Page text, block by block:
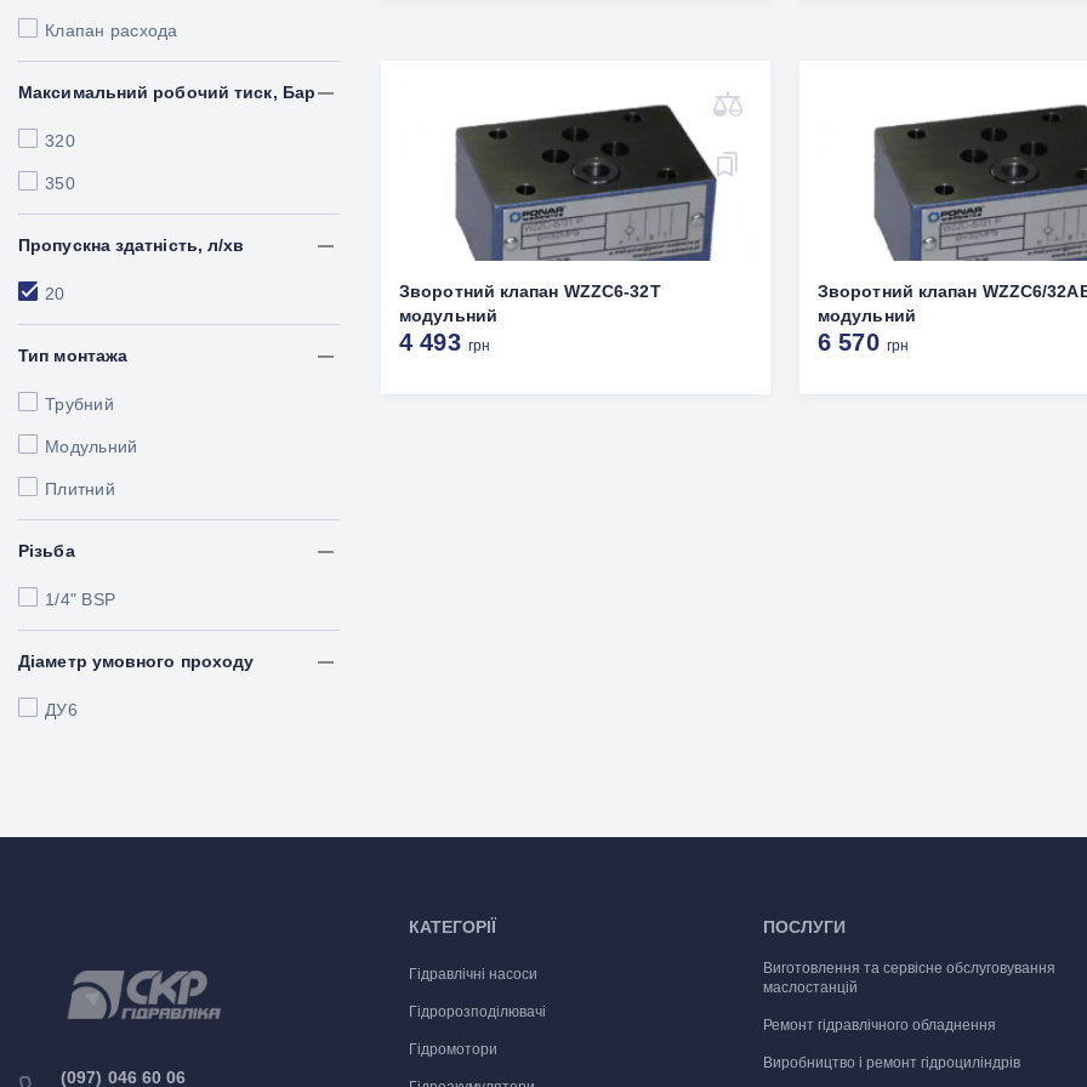
Клапан расхода
Максимальний робочий тиск, Бар
320
350
Пропускна здатність, л/хв
20
Тип монтажа
Трубний
Модульний
Плитний
Різьба
1/4" BSP
Діаметр умовного проходу
ДУ6
Зворотний клапан WZZC6-32T
модульний
4 493 грн
Зворотний клапан WZZC6/
модульний
6 570 грн
(097) 046 60 06
КАТЕГОРІЇ
Гідравлічні насоси
Гідророзподілювачі
Гідромотори
ПОСЛУГИ
Виготовлення та сервісне обслуговування
маслостанцій
Ремонт гідравлічного обладнення
Виробництво і ремонт гідроциліндрів